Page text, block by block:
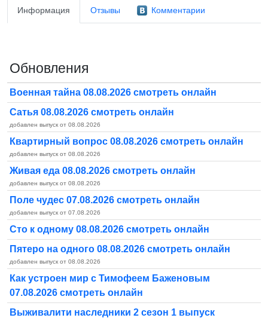
Информация Отзывы Комментарии
Обновления
Военная тайна 08.08.2026 смотреть онлайн
Сатья 08.08.2026 смотреть онлайн
добавлен выпуск от 08.08.2026
Квартирный вопрос 08.08.2026 смотреть онлайн
добавлен выпуск от 08.08.2026
Живая еда 08.08.2026 смотреть онлайн
добавлен выпуск от 08.08.2026
Поле чудес 07.08.2026 смотреть онлайн
добавлен выпуск от 07.08.2026
Сто к одному 08.08.2026 смотреть онлайн
Пятеро на одного 08.08.2026 смотреть онлайн
добавлен выпуск от 08.08.2026
Как устроен мир с Тимофеем Баженовым
07.08.2026 смотреть онлайн
Выживалити наследники 2 сезон 1 выпуск